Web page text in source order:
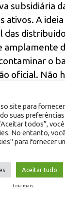
subsidiária
ativos. A
das
amplamente
o
oficial. Não
entre
da
em
estuda
site para
suas
todos”,
No entanto,
para fornecer
Aceitar tudo
Leia mais